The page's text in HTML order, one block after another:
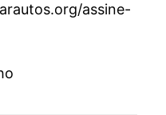
assine-